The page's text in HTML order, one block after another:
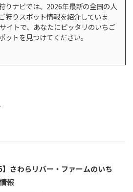
りナビでは、2026年最新の全国の人
狩りスポット情報を紹介していま
イトで、あなたにピッタリのいちご
ットを見つけてください。
】さわらリバー・ファームのいち
報